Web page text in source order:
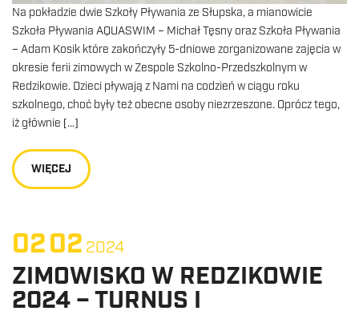
Na pokładzie dwie Szkoły Pływania ze Słupska, a mianowicie
Szkoła Pływania AQUASWIM – Michał Tęsny oraz Szkoła Pływania
– Adam Kosik które zakończyły 5-dniowe zorganizowane zajęcia w
okresie ferii zimowych w Zespole Szkolno-Przedszkolnym w
Redzikowie. Dzieci pływają z Nami na codzień w ciągu roku
szkolnego, choć były też obecne osoby niezrzeszone. Oprócz tego,
iż głównie […]
WIĘCEJ
0202 2024
ZIMOWISKO W REDZIKOWIE
2024 – TURNUS I